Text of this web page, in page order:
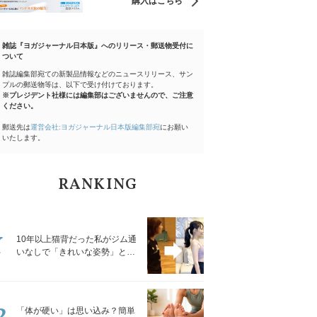
雑誌『ヨガジャーナル日本版』へのリリース・郵送物受付に
ついて
雑誌編集部宛ての新製品情報などのニュースリリース、サン
プルの郵送物等は、以下で受け付けております。
※プレジデント社様には編集部はございませんので、ご注意
ください。
郵送先は運営会社:ヨガジャーナル日本版編集部宛にお願い
いたします。
RANKING
10年以上猫背だった私がジム通
いなしで「きれいな姿勢」と褒
「体が硬い」は思い込み？簡単